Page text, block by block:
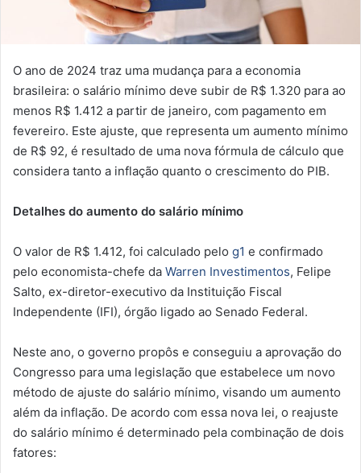
O ano de 2024 traz uma mudança para a economia
brasileira: o salário mínimo deve subir de R$ 1.320 para ao
menos R$ 1.412 a partir de janeiro, com pagamento em
fevereiro. Este ajuste, que representa um aumento mínimo
de R$ 92, é resultado de uma nova fórmula de cálculo que
considera tanto a inflação quanto o crescimento do PIB.
Detalhes do aumento do salário mínimo
O valor de R$ 1.412, foi calculado pelo g1 e confirmado
pelo economista-chefe da Warren Investimentos, Felipe
Salto, ex-diretor-executivo da Instituição Fiscal
Independente (IFI), órgão ligado ao Senado Federal.
Neste ano, o governo propôs e conseguiu a aprovação do
Congresso para uma legislação que estabelece um novo
método de ajuste do salário mínimo, visando um aumento
além da inflação. De acordo com essa nova lei, o reajuste
do salário mínimo é determinado pela combinação de dois
fatores: